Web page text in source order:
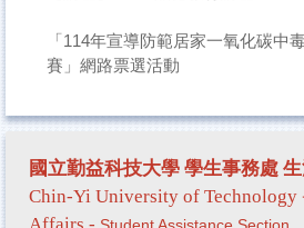
「114年宣導防範居家一氧化碳中
賽」網路票選活動
國立勤益科技大學 學生事務處
Chin-Yi University of Technology